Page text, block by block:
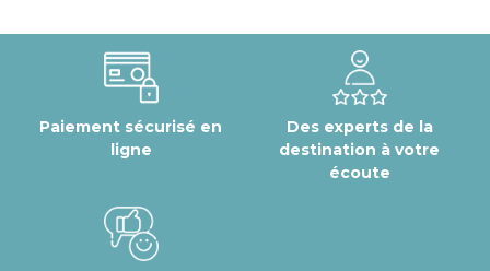
Paiement sécurisé en
ligne
Des experts de la
destination à votre
écoute